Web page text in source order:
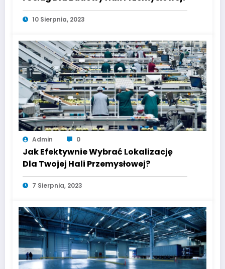
10 Sierpnia, 2023
Admin 0
Jak Efektywnie Wybrać Lokalizację
Dla Twojej Hali Przemysłowej?
7 Sierpnia, 2023